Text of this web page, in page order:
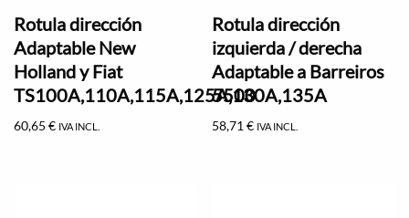
Rotula dirección
Adaptable New
Holland y Fiat
TS100A,110A,115A,125A,130A,135A
60,65 € IVA INCL.
Rotula dirección
izquierda / derecha
Adaptable a Barreiros
5500
58,71€ IVA INCL.